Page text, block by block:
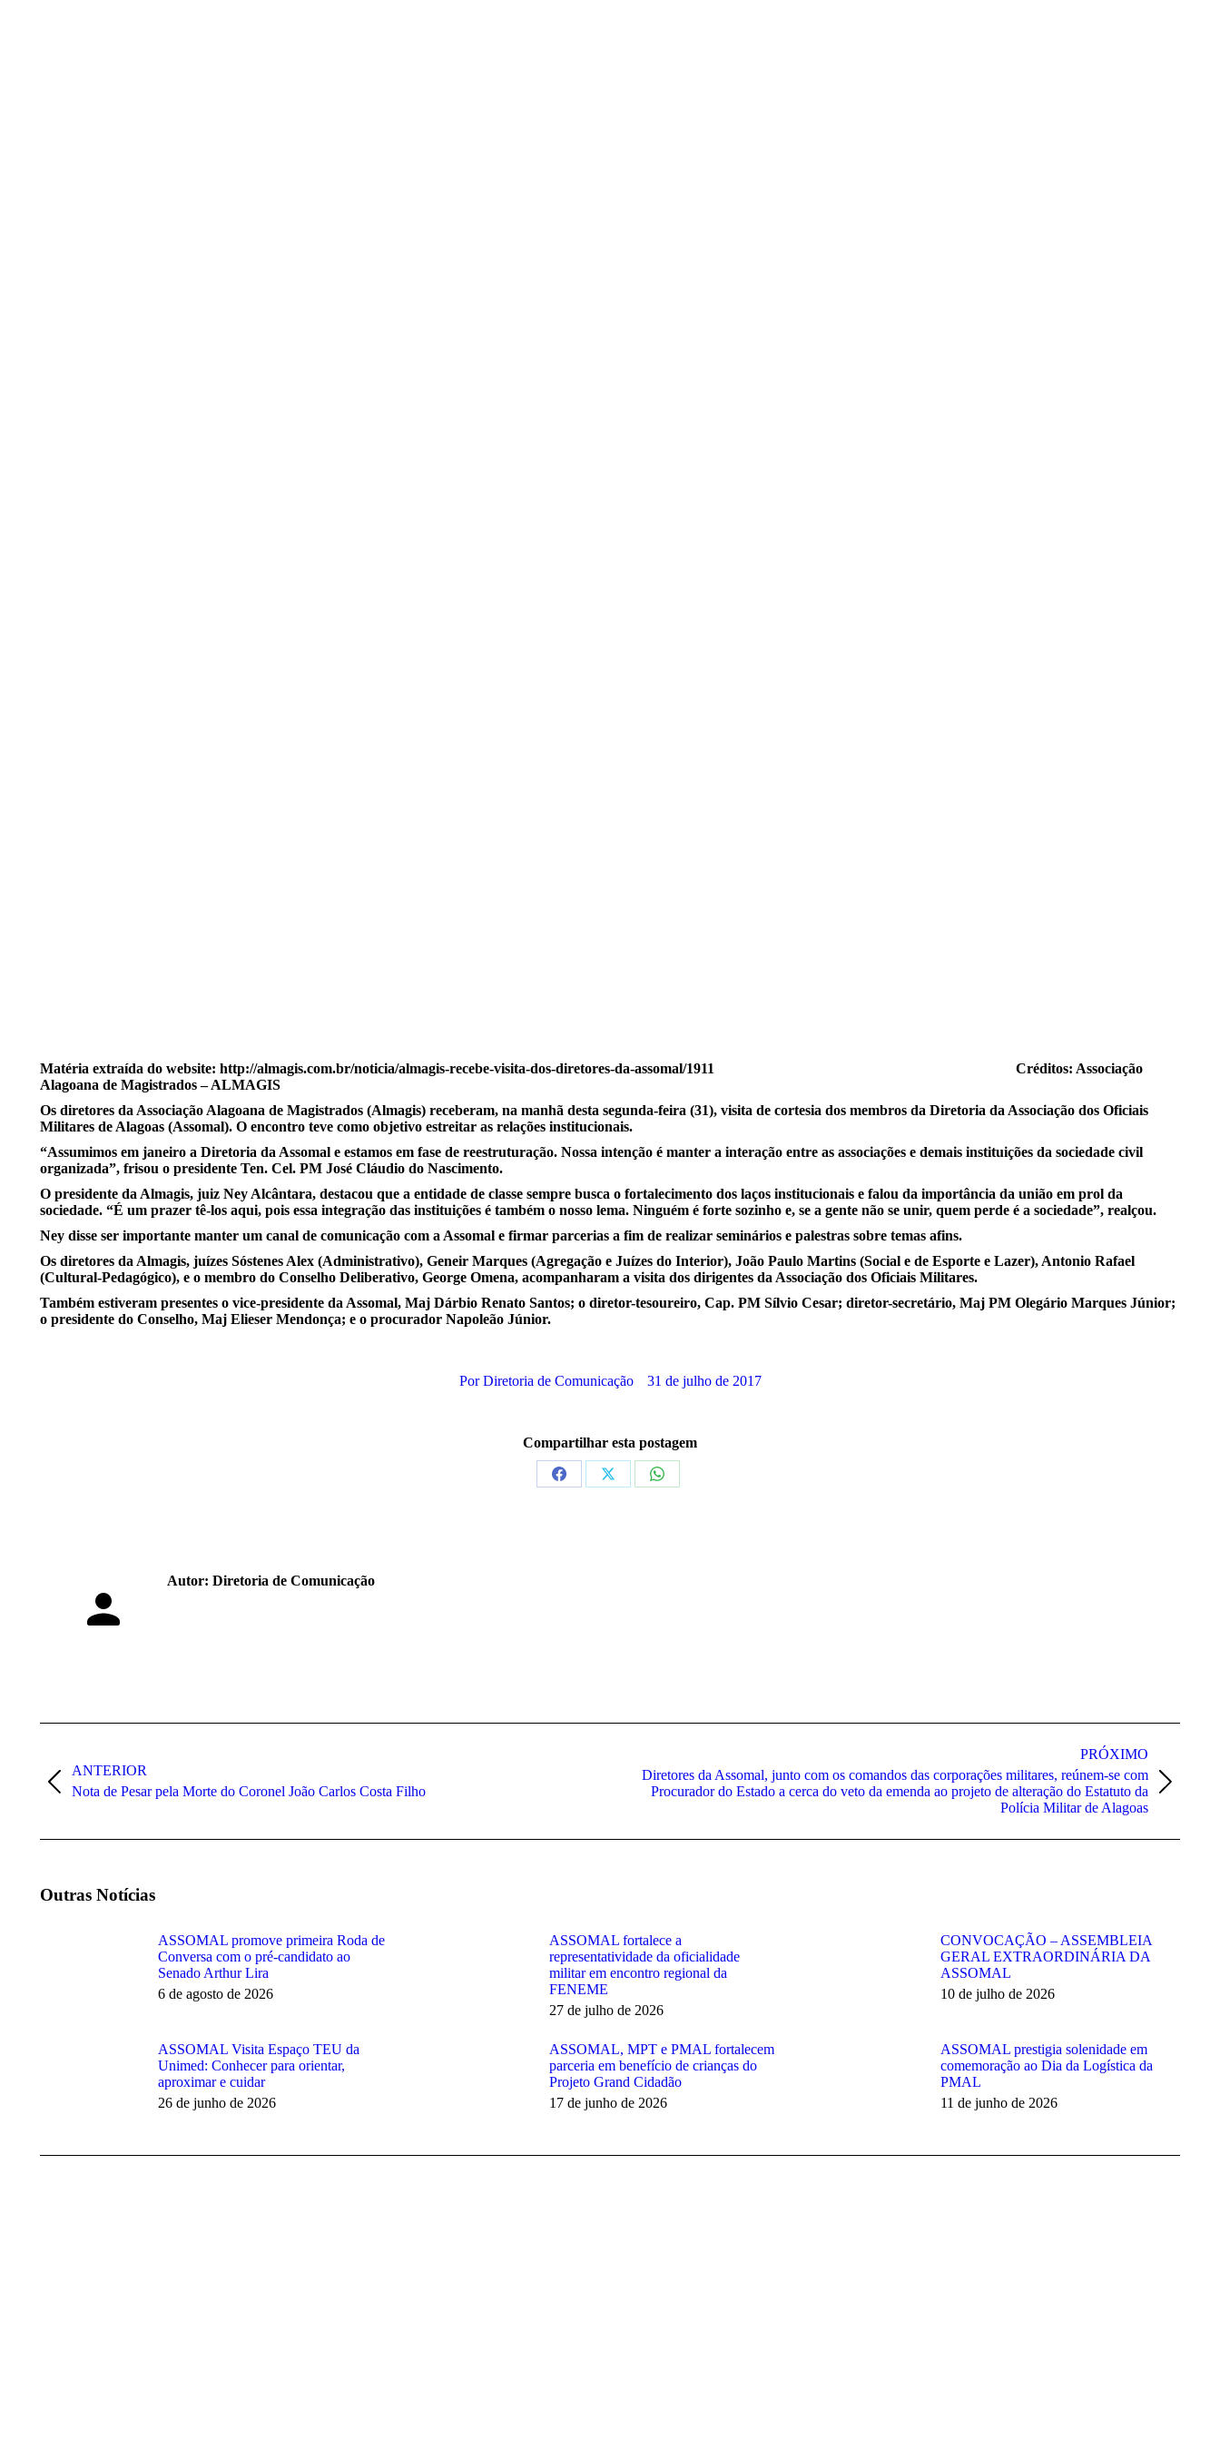
Matéria extraída do website: http://almagis.com.br/noticia/almagis-recebe-visita-dos-diretores-da-assomal/1911 Créditos: Associação
Alagoana de Magistrados – ALMAGIS
Os diretores da Associação Alagoana de Magistrados (Almagis) receberam, na manhã desta segunda-feira (31), visita de cortesia dos membros da Diretoria da Associação dos Oficiais
Militares de Alagoas (Assomal). O encontro teve como objetivo estreitar as relações institucionais.
“Assumimos em janeiro a Diretoria da Assomal e estamos em fase de reestruturação. Nossa intenção é manter a interação entre as associações e demais instituições da sociedade civil
organizada”, frisou o presidente Ten. Cel. PM José Cláudio do Nascimento.
O presidente da Almagis, juiz Ney Alcântara, destacou que a entidade de classe sempre busca o fortalecimento dos laços institucionais e falou da importância da união em prol da
sociedade. “É um prazer tê-los aqui, pois essa integração das instituições é também o nosso lema. Ninguém é forte sozinho e, se a gente não se unir, quem perde é a sociedade”, realçou.
Ney disse ser importante manter um canal de comunicação com a Assomal e firmar parcerias a fim de realizar seminários e palestras sobre temas afins.
Os diretores da Almagis, juízes Sóstenes Alex (Administrativo), Geneir Marques (Agregação e Juízes do Interior), João Paulo Martins (Social e de Esporte e Lazer), Antonio Rafael
(Cultural-Pedagógico), e o membro do Conselho Deliberativo, George Omena, acompanharam a visita dos dirigentes da Associação dos Oficiais Militares.
Também estiveram presentes o vice-presidente da Assomal, Maj Dárbio Renato Santos; o diretor-tesoureiro, Cap. PM Sílvio Cesar; diretor-secretário, Maj PM Olegário Marques Júnior;
o presidente do Conselho, Maj Elieser Mendonça; e o procurador Napoleão Júnior.
PorDiretoria de Comunicação 31 de julho de 2017
Compartilhar esta postagem
Share
Share
Share
Autor: Diretoria de Comunicação
post:
ANTERIOR
Post
Nota de Pesar pela Morte do Coronel João Carlos Costa Filho
PRÓXIMO
Próximo
Diretores da Assomal, junto com os comandos das corporações militares, reúnem-se com
Procurador do Estado a cerca do veto da emenda ao projeto de alteração do Estatuto da
Polícia Militar de Alagoas
Outras Notícias
ASSOMAL promove primeira Roda de
Conversa com o pré-candidato ao
Senado Arthur Lira
6 de agosto de 2026
ASSOMAL fortalece a
representatividade da oficialidade
militar em encontro regional da
FENEME
27 de julho de 2026
CONVOCAÇÃO – ASSEMBLEIA
GERAL EXTRAORDINÁRIA DA
ASSOMAL
10 de julho de 2026
ASSOMAL Visita Espaço TEU da
Unimed: Conhecer para orientar,
aproximar e cuidar
26 de junho de 2026
ASSOMAL, MPT e PMAL fortalecem
parceria em benefício de crianças do
Projeto Grand Cidadão
17 de junho de 2026
ASSOMAL prestigia solenidade em
comemoração ao Dia da Logística da
PMAL
11 de junho de 2026